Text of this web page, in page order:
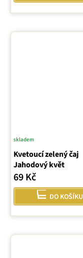
Kvetoucí zelený čaj
Jahodový květ
skladem
69 Kč
DO KOŠÍKU